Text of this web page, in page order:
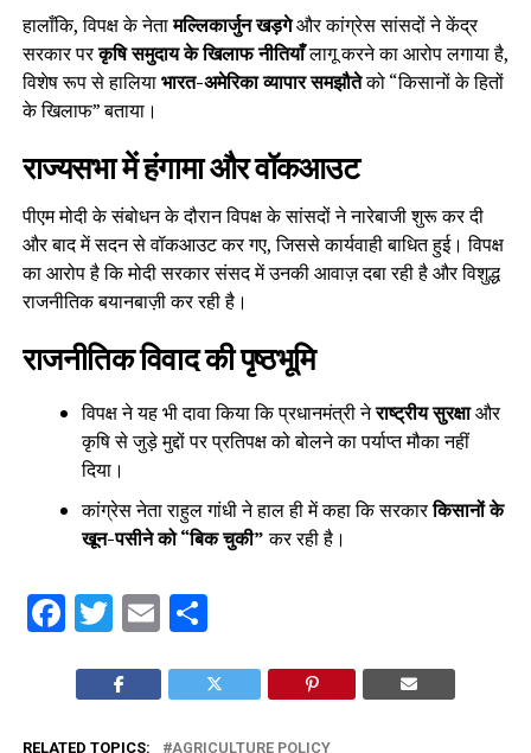
हालाँकि, विपक्ष के नेतामल्लिकार्जुन खड़गेऔर कांग्रेस सांसदों ने केंद्र
सरकार परकृषि समुदाय के खिलाफ नीतियाँलागू करने का आरोप लगाया है,
विशेष रूप से हालियाभारत-अमेरिका व्यापार समझौतेको “किसानों के हितों
के खिलाफ” बताया।
राज्यसभा में हंगामा और वॉकआउट
पीएम मोदी के संबोधन के दौरान विपक्ष के सांसदों ने नारेबाजी शुरू कर दी
और बाद में सदन से वॉकआउट कर गए, जिससे कार्यवाही बाधित हुई। विपक्ष
का आरोप है कि मोदी सरकार संसद में उनकी आवाज़ दबा रही है और विशुद्ध
राजनीतिक बयानबाज़ी कर रही है।
राजनीतिक विवाद की पृष्ठभूमि
विपक्ष ने यह भी दावा किया कि प्रधानमंत्री नेराष्ट्रीय सुरक्षाऔर
कृषि से जुड़े मुद्दों पर प्रतिपक्ष को बोलने का पर्याप्त मौका नहीं
दिया।
कांग्रेस नेता राहुल गांधी ने हाल ही में कहा कि सरकारकिसानों के
खून-पसीने को “बिक चुकी”कर रही है।
Facebook
Twitter
EmailShare
RELATED TOPICS:
AGRICULTURE POLICY